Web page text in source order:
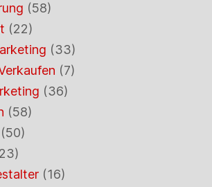
(58)
(22)
(33)
(7)
(36)
(58)
(50)
(16)